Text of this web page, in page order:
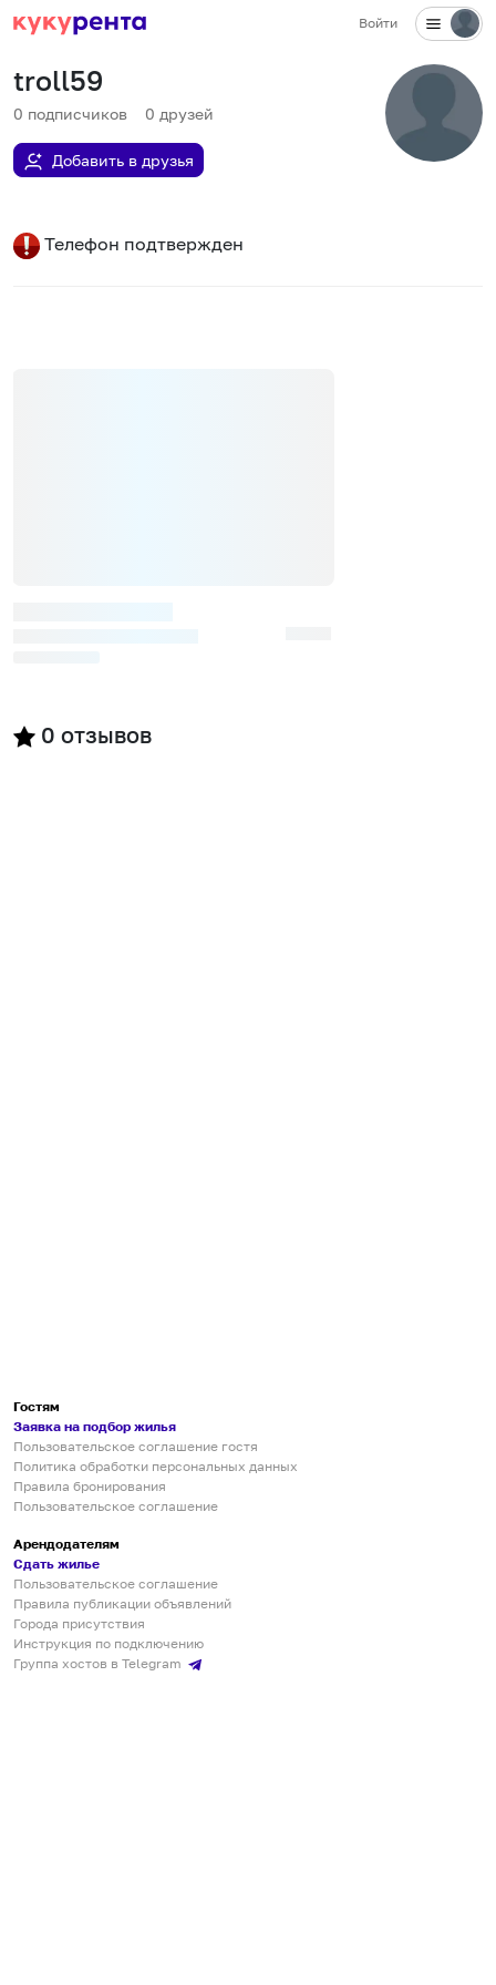
Войти
troll59
0 подписчиков 0 друзей
Добавить в друзья
Телефон подтвержден
0 отзывов
Гостям
Заявка на подбор жилья
Пользовательское соглашение гостя
Политика обработки персональных данных
Правила бронирования
Пользовательское соглашение
Арендодателям
Сдать жилье
Пользовательское соглашение
Правила публикации объявлений
Города присутствия
Инструкция по подключению
Группа хостов в Telegram